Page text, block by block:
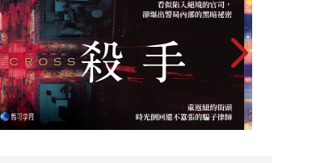
碇鹿窟、馬祖、台東泰源、泰國清萊、埔里
產生了新的紛爭，新愁舊怨重層累積。這
本設定在近未來的小說，同時也是重新檢